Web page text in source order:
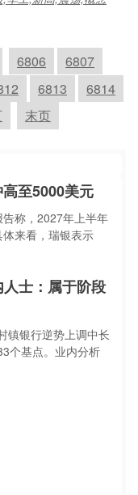
6806
6807
6813
6814
末页
至5000美元
称，2027年上半年
来看，瑞银表示
士：属于阶段
镇银行逆势上调中长
个基点。业内分析